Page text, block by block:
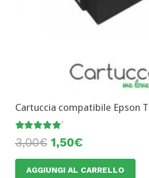
Cartuccia compatibile Epson
Valutato
3,00€ 1,50€
AGGIUNGI AL CARRELLO